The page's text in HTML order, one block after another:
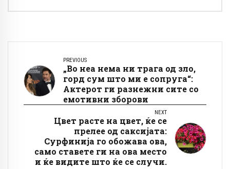
PREVIOUS
„Во неа нема ни трага од зло,
горд сум што ми е сопруга“:
Актерот ги разнежни сите со
емотивни зборови
NEXT
Цвет расте на цвет, ќе се
прелее од саксијата:
Сурфинија го обожава ова,
само ставете ги на ова место
и ќе видите што ќе се случи.